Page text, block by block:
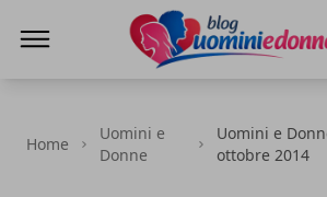
Home
Uomini e
Donne
Uomini e
ottobre 2014